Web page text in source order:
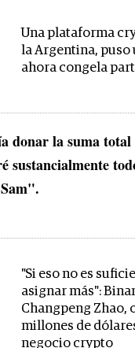
Una plataforma
la Argentina,
ahora congela
donar la suma total
sustancialmente
"Si eso no es
asignar más":
Changpeng Zhao,
millones de
negocio crypto